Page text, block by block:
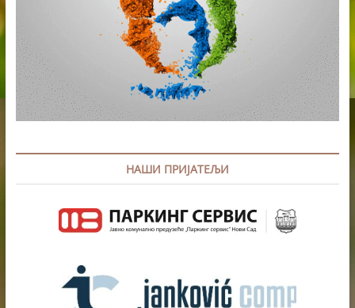
СМЕТЊАМА
РАЗВОЈУ
ГОДИНЕ
НАШИ ПРИЈАТЕЉИ